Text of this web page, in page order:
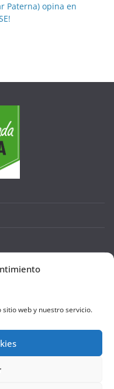
web y nuestro servicio.
Paterna) opina en